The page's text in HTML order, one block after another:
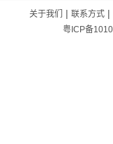
关于我们 | 联系方式|
粤ICP备